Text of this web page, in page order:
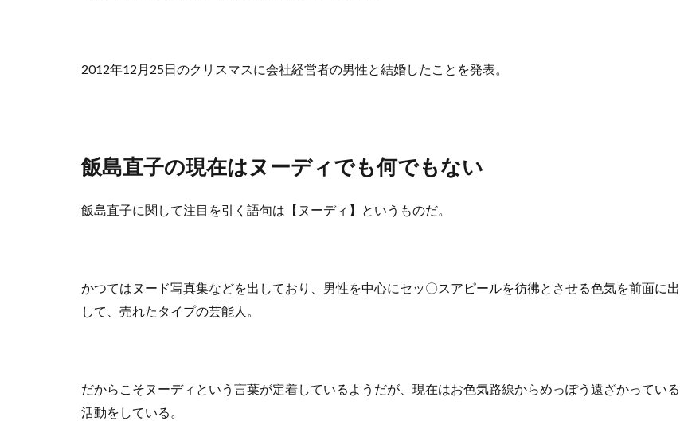
2012年12月25日のクリスマスに会社経営者の男性と結婚したことを発表。
飯島直子の現在はヌーディでも何でもない
飯島直子に関して注目を引く語句は【ヌーディ】というものだ。
かつてはヌード写真集などを出しており、男性を中心にセッ〇スアピールを彷彿とさせる色気を前面に出
して、売れたタイプの芸能人。
だからこそヌーディという言葉が定着しているようだが、現在はお色気路線からめっぽう遠ざかっている
活動をしている。